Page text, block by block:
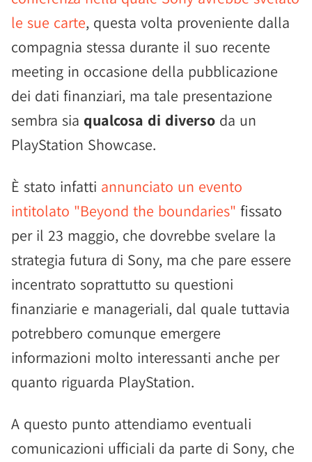
le sue carte, questa volta proveniente dalla
compagnia stessa durante il suo recente
meeting in occasione della pubblicazione
dei dati finanziari, ma tale presentazione
sembra sia qualcosa di diverso da un
PlayStation Showcase.
È stato infatti annunciato un evento
intitolato "Beyond the boundaries" fissato
per il 23 maggio, che dovrebbe svelare la
strategia futura di Sony, ma che pare essere
incentrato soprattutto su questioni
finanziarie e manageriali, dal quale tuttavia
potrebbero comunque emergere
informazioni molto interessanti anche per
quanto riguarda PlayStation.
A questo punto attendiamo eventuali
comunicazioni ufficiali da parte di Sony, che